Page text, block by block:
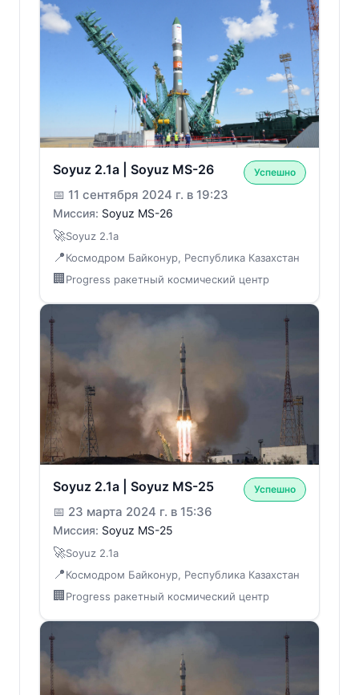
Soyuz 2.1a | Soyuz MS-26 Успешно
📅 11 сентября 2024 г. в 19:23
Миссия: Soyuz MS-26
🚀Soyuz 2.1a
📍Космодром Байконур, Республика Казахстан
🏢 Progress ракетный космический центр
Soyuz 2.1a | Soyuz MS-25 Успешно
📅 23 марта 2024 г. в 15:36
Миссия: Soyuz MS-25
🚀Soyuz 2.1a
📍Космодром Байконур, Республика Казахстан
🏢 Progress ракетный космический центр